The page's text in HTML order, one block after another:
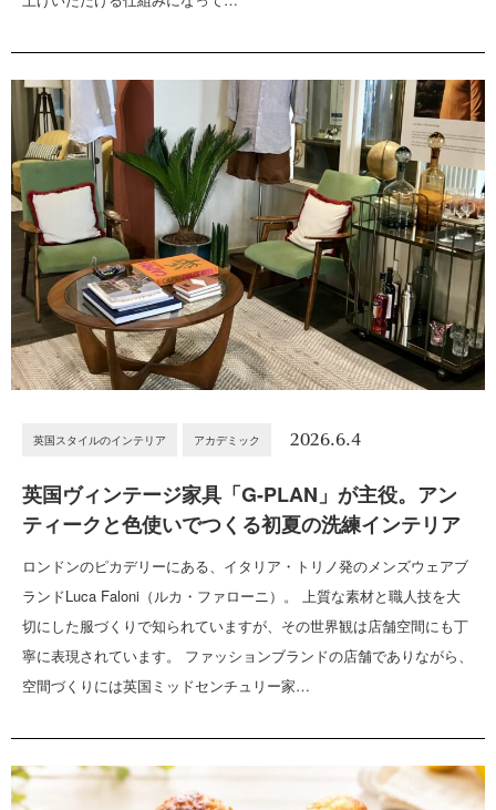
英国スタイルのインテリア アカデミック 2026.6.4
英国ヴィンテージ家具「G-PLAN」が主役。アン
ティークと色使いでつくる初夏の洗練インテリア
ロンドンのピカデリーにある、イタリア・トリノ発のメンズウェアブ
ランドLuca Faloni（ルカ・ファローニ）。 上質な素材と職人技を大
切にした服づくりで知られていますが、その世界観は店舗空間にも丁
寧に表現されています。 ファッションブランドの店舗でありながら、
空間づくりには英国ミッドセンチュリー家…